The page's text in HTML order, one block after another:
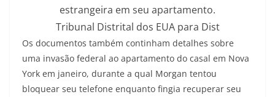
estrangeira em seu apartamento.
Tribunal Distrital dos EUA para Dist
Os documentos também continham detalhes sobre
uma invasão federal ao apartamento do casal em Nova
York em janeiro, durante a qual Morgan tentou
bloquear seu telefone enquanto fingia recuperar seu